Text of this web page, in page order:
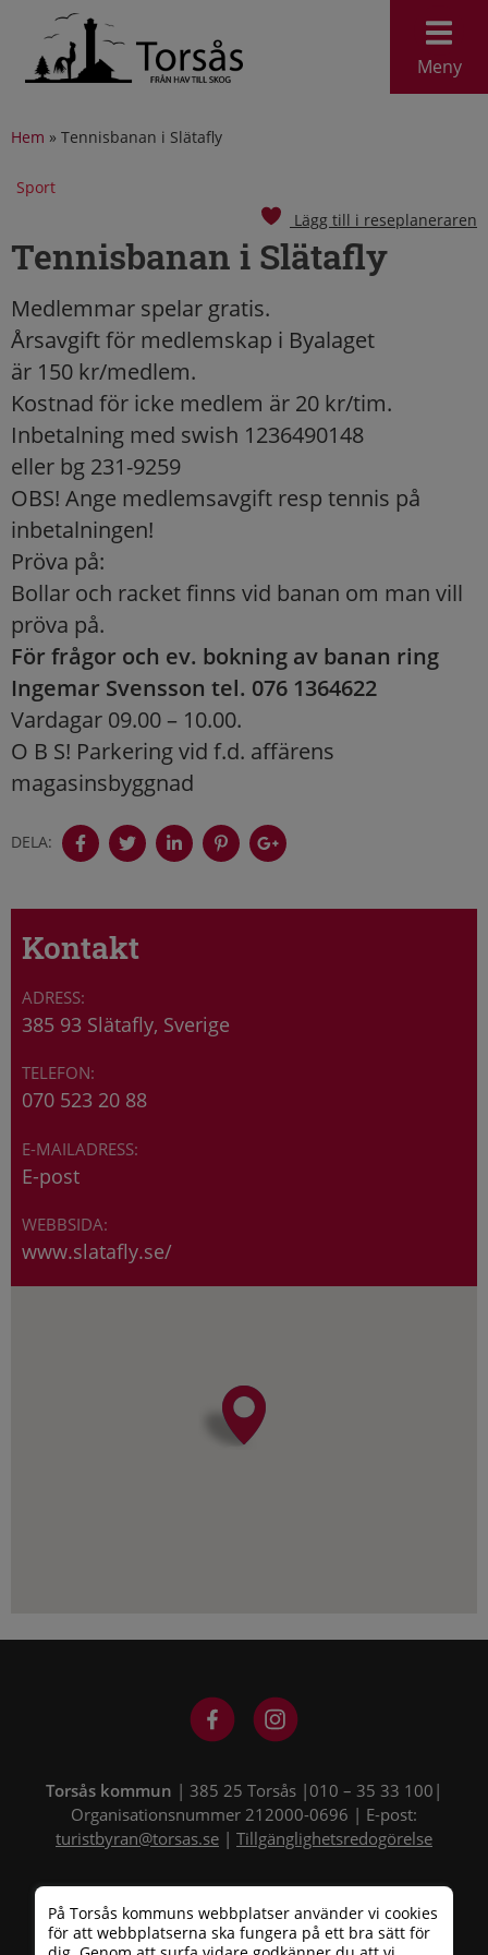
Meny
Hem » Tennisbanan i Slätafly
Sport
Lägg till i reseplaneraren
Tennisbanan i Slätafly
Medlemmar spelar gratis.
Årsavgift för medlemskap i Byalaget
är 150 kr/medlem.
Kostnad för icke medlem är 20 kr/tim.
Inbetalning med swish 1236490148
eller bg 231-9259
OBS! Ange medlemsavgift resp tennis på
inbetalningen!
Pröva på:
Bollar och racket finns vid banan om man vill
pröva på.
För frågor och ev. bokning av banan ring
Ingemar Svensson tel. 076 1364622
Vardagar 09.00 – 10.00.
O B S! Parkering vid f.d. affärens
magasinsbyggnad
DELA:
Kontakt
385 93 Slätafly, Sverige
070 523 20 88
E-post
www.slatafly.se/
På Torsås kommuns webbplatser använder vi cookies
för att webbplatserna ska fungera på ett bra sätt för
Torsås kommun | 385 25 Torsås |010 – 35 33 100|
Organisationsnummer 212000-0696 | E-post:
turistbyran@torsas.se | Tillgänglighetsredogörelse